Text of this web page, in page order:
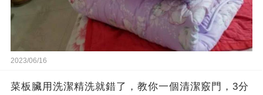
2023/06/16
菜板臟用洗潔精洗就錯了，教你一個清潔竅門，3分